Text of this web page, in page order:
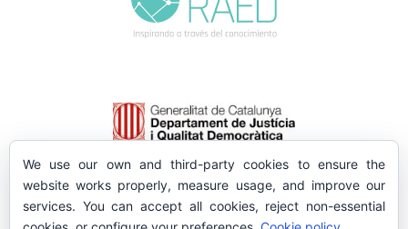
We use our own and third-party cookies to ensure the
website works properly, measure usage, and improve our
services. You can accept all cookies, reject non-essential